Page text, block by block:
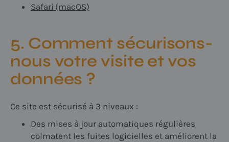
Safari (macOS)
5. Comment sécurisons-
nous votre visite et vos
données ?
Ce site est sécurisé à 3 niveaux :
Des mises à jour automatiques régulières
colmatent les fuites logicielles et améliorent la